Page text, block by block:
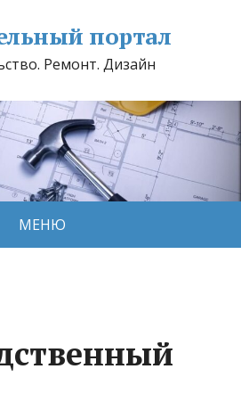
портал
Ремонт. Дизайн
МЕНЮ